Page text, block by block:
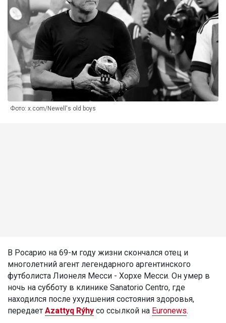
Фото: x.com/Newell's old boys
В Росарио на 69-м году жизни скончался отец и
многолетний агент легендарного аргентинского
футболиста Лионеля Месси - Хорхе Месси. Он умер в
ночь на субботу в клинике Sanatorio Centro, где
находился после ухудшения состояния здоровья,
передает Azattyq Rýhy со ссылкой на Euronews.